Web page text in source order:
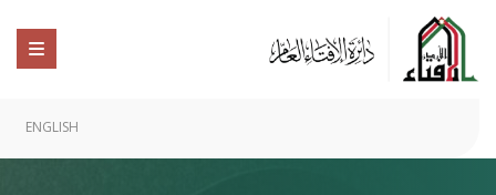
ENGLISH